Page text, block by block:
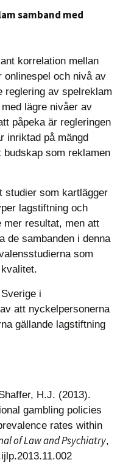
samband med
korrelation mellan
onlinespel och nivå av
reglering av spelreklam
lägre nivåer av
påpeka är regleringen
inriktad på mängd
som reklamen
studier som kartlägger
lagstiftning och
mer resultat, men att
de sambanden i denna
som
i
att nyckelpersonerna
gällande lagstiftning
H.J. (2013).
gambling policies
rates within
of Law and Psychiatry,